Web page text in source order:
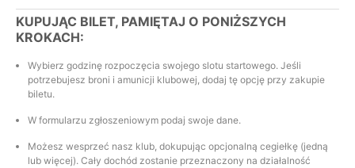
KUPUJĄC BILET, PAMIĘTAJ O PONIŻSZYCH
KROKACH:
Wybierz godzinę rozpoczęcia swojego slotu startowego. Jeśli
potrzebujesz broni i amunicji klubowej, dodaj tę opcję przy zakupie
biletu.
W formularzu zgłoszeniowym podaj swoje dane.
Możesz wesprzeć nasz klub, dokupując opcjonalną cegiełkę (jedną
lub więcej). Cały dochód zostanie przeznaczony na działalność